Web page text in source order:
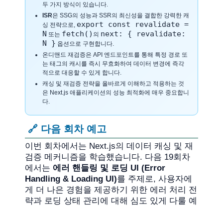
두 가지 방식이 있습니다.
ISR은 SSG의 성능과 SSR의 최신성을 결합한 강력한 캐
싱 전략으로, export const revalidate =
N 또는 fetch() 의 next: { revalidate:
N } 옵션으로 구현합니다.
온디맨드 재검증은 API 엔드포인트를 통해 특정 경로 또
는 태그의 캐시를 즉시 무효화하여 데이터 변경에 즉각
적으로 대응할 수 있게 합니다.
캐싱 및 재검증 전략을 올바르게 이해하고 적용하는 것
은 Next.js 애플리케이션의 성능 최적화에 매우 중요합니
다.
🔗 다음 회차 예고
이번 회차에서는 Next.js의 데이터 캐싱 및 재
검증 메커니즘을 학습했습니다. 다음 19회차
에서는 에러 핸들링 및 로딩 UI (Error
Handling & Loading UI)를 주제로, 사용자에
게 더 나은 경험을 제공하기 위한 에러 처리 전
략과 로딩 상태 관리에 대해 심도 있게 다룰 예